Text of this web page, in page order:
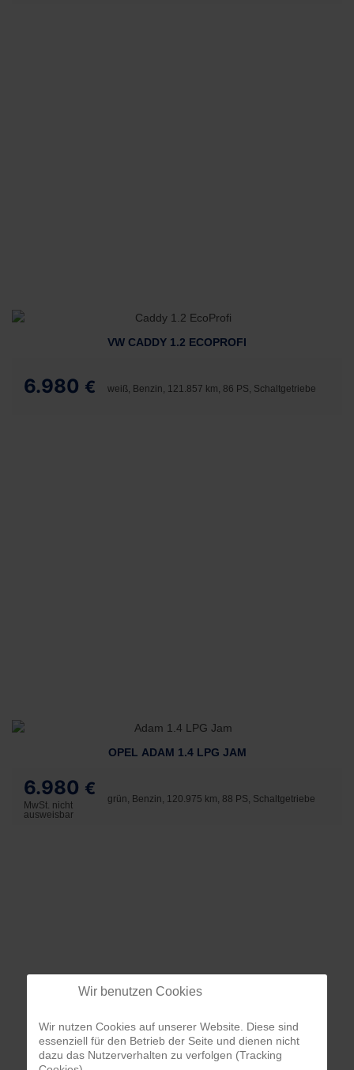
VW CADDY 1.2 ECOPROFI
6.980 € weiß, Benzin, 121.857 km, 86 PS, Schaltgetriebe
OPEL ADAM 1.4 LPG JAM
6.980 €
MwSt. nicht
ausweisbar
grün, Benzin, 120.975 km, 88 PS, Schaltgetriebe
Wir benutzen Cookies
Wir nutzen Cookies auf unserer Website. Diese sind
essenziell für den Betrieb der Seite und dienen nicht
dazu das Nutzerverhalten zu verfolgen (Tracking